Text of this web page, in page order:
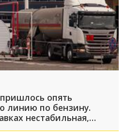
опять
линию по бензину.
нестабильная,